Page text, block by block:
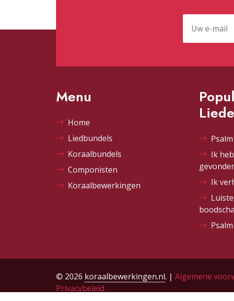
Menu
Home
Liedbundels
Koraalbundels
Componisten
Koraalbewerkingen
Ik
Ik
© 2026 koraalbewerkingen.nl. | Algemene
Privacybeleid